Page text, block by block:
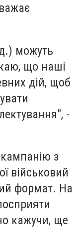
можуть
що наші
дій, щоб
-
з
військовий
формат. На
кажучи, ще